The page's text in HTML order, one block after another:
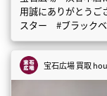
用誠にありがとう
スター #ブラック
宝石広場 買取